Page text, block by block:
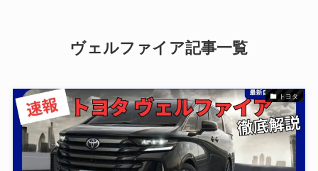
ヴェルファイア記事一覧
トヨタ